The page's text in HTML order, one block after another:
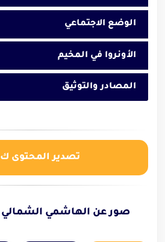
الوضع الاجتماعي
الأونروا في المخيم
المصادر والتوثيق
تصدير المحتوى ك PDF
صور عن الهاشمي الشمالي